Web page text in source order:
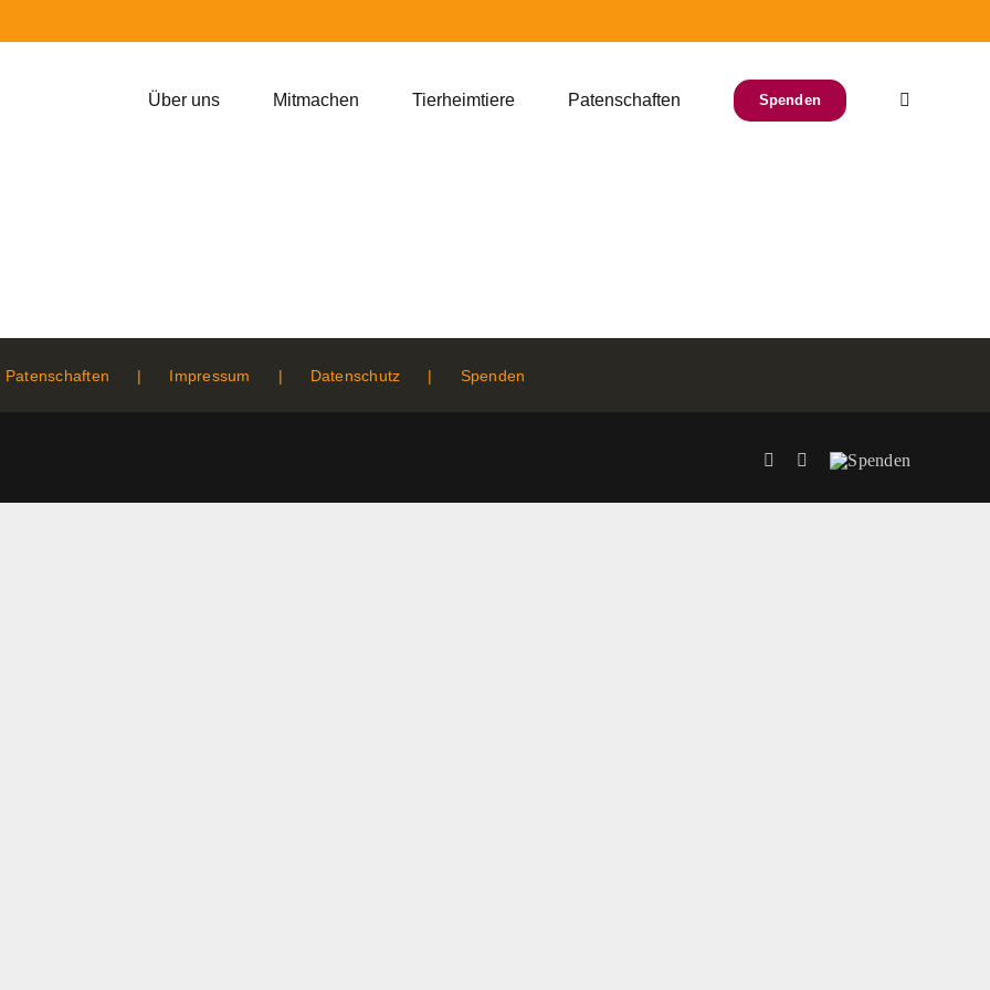
Über uns Mitmachen Tierheimtiere Patenschaften Spenden
Patenschaften Impressum Datenschutz Spenden
FacebookInstagram
Spenden